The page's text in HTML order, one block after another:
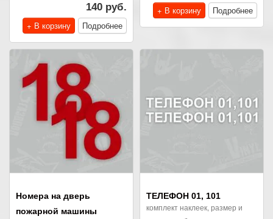
140 руб.
+ В корзину
Подробнее
+ В корзину
Подробнее
Номера на дверь
пожарной машины
ТЕЛЕФОН 01, 101
комплект наклеек, размер и